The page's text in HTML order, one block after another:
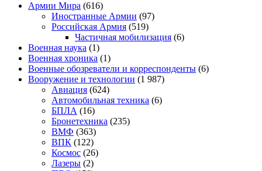
Армии Мира (616)
Иностранные Армии (97)
Российская Армия (519)
Частичная мобилизация (6)
Военная наука (1)
Военная хроника (1)
Военные обозреватели и корреспонденты (6)
Вооружение и технологии (1 987)
Авиация (624)
Автомобильная техника (6)
БПЛА (16)
Бронетехника (235)
ВМФ (363)
ВПК (122)
Космос (26)
Лазеры (2)